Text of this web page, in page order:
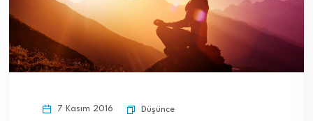
7 Kasım 2016 Düşünce